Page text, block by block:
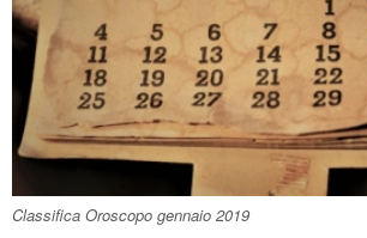
Classifica Oroscopo gennaio 2019